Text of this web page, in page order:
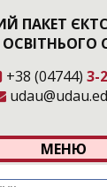
ПАКЕТ
+38 (04744) 3-
МЕНЮ